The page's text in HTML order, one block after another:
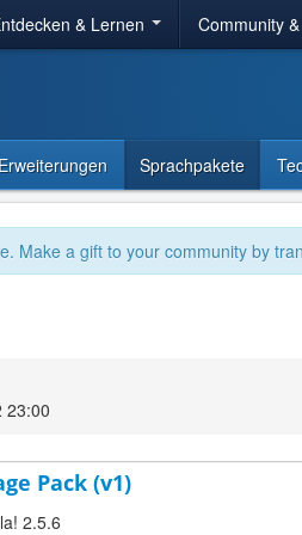
& Lernen Community
Erweiterungen Sprachpakete
Make a gift to your community by
23:00
Pack (v1)
2.5.6